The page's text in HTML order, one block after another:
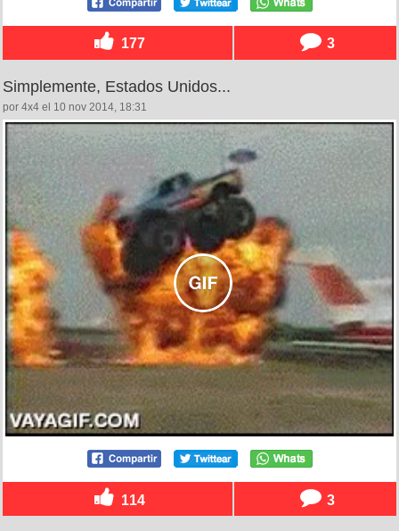
177 3
Simplemente, Estados Unidos...
por 4x4 el 10 nov 2014, 18:31
114 3